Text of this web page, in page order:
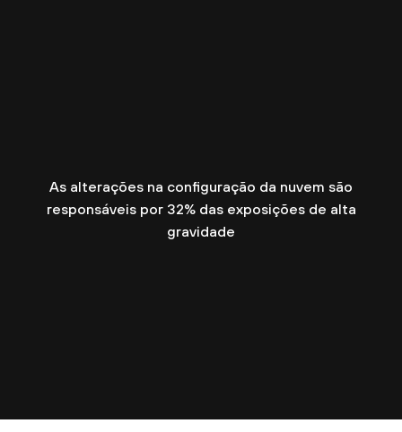
As alterações na configuração da nuvem são
responsáveis por 32% das exposições de alta
gravidade